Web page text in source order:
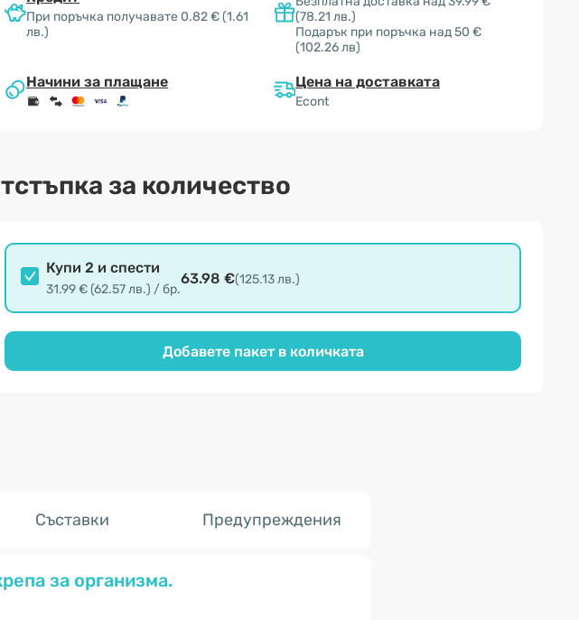
При поръчка получавате 0.82 €(1.61
лв.)
(78.21 лв.)
Подарък при поръчка над 50 €
(102.26 лв)
Начини за плащане Цена на доставката
Econt
за количество
Купи 2 и спести
31.99 € (62.57 лв.) / бр.
63.98 €(125.13 лв.)
Добавете пакет в количката
Съставки Предупреждения
за организма.